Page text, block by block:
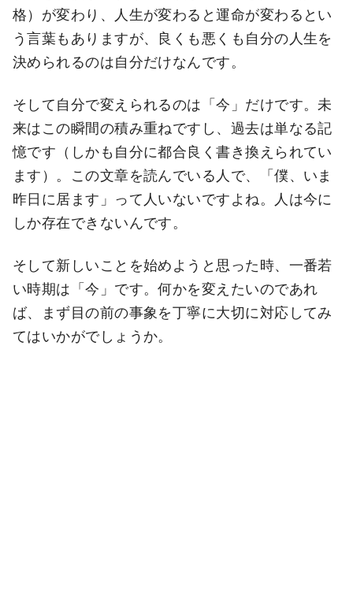
格）が変わり、人生が変わると運命が変わるとい
う言葉もありますが、良くも悪くも自分の人生を
決められるのは自分だけなんです。
そして自分で変えられるのは「今」だけです。未
来はこの瞬間の積み重ねですし、過去は単なる記
憶です（しかも自分に都合良く書き換えられてい
ます）。この文章を読んでいる人で、「僕、いま
昨日に居ます」って人いないですよね。人は今に
しか存在できないんです。
そして新しいことを始めようと思った時、一番若
い時期は「今」です。何かを変えたいのであれ
ば、まず目の前の事象を丁寧に大切に対応してみ
てはいかがでしょうか。